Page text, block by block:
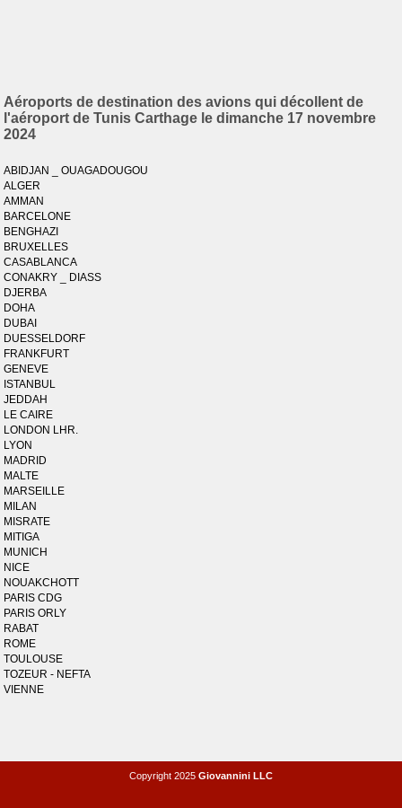
Aéroports de destination des avions qui décollent de
l'aéroport de Tunis Carthage le dimanche 17 novembre
2024
ABIDJAN _ OUAGADOUGOU
ALGER
AMMAN
BARCELONE
BENGHAZI
BRUXELLES
CASABLANCA
CONAKRY _ DIASS
DJERBA
DOHA
DUBAI
DUESSELDORF
FRANKFURT
GENEVE
ISTANBUL
JEDDAH
LE CAIRE
LONDON LHR.
LYON
MADRID
MALTE
MARSEILLE
MILAN
MISRATE
MITIGA
MUNICH
NICE
NOUAKCHOTT
PARIS CDG
PARIS ORLY
RABAT
ROME
TOULOUSE
TOZEUR - NEFTA
VIENNE
Copyright 2025 Giovannini LLC